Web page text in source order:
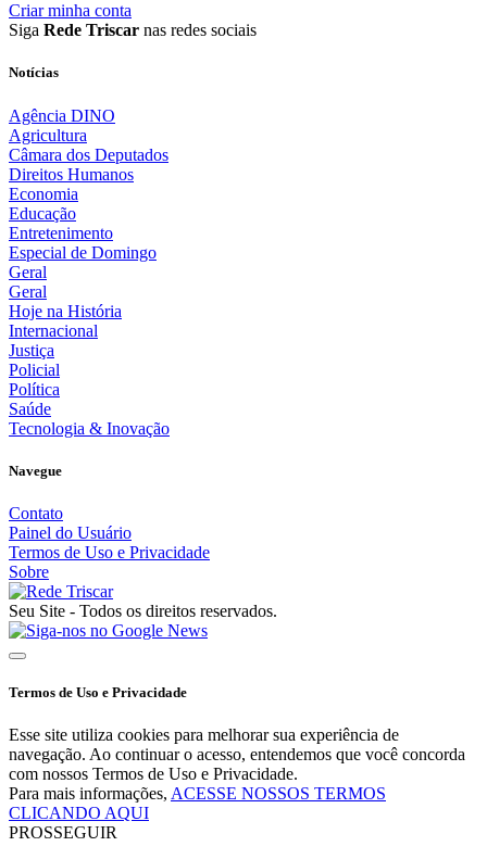
Criar minha conta
Siga Rede Triscar nas redes sociais
Notícias
Agência DINO
Agricultura
Câmara dos Deputados
Direitos Humanos
Economia
Educação
Entretenimento
Especial de Domingo
Geral
Geral
Hoje na História
Internacional
Justiça
Policial
Política
Saúde
Tecnologia & Inovação
Navegue
Contato
Painel do Usuário
Termos de Uso e Privacidade
Sobre
Seu Site - Todos os direitos reservados.
Termos de Uso e Privacidade
Esse site utiliza cookies para melhorar sua experiência de
navegação. Ao continuar o acesso, entendemos que você concorda
com nossos Termos de Uso e Privacidade.
Para mais informações, ACESSE NOSSOS TERMOS
CLICANDO AQUI
PROSSEGUIR